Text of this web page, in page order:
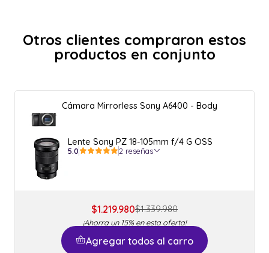
Otros clientes compraron estos
productos en conjunto
Cámara Mirrorless Sony A6400 - Body
Lente Sony PZ 18-105mm f/4 G OSS
5.0 2 reseñas
$1.219.980$1.339.980
¡Ahorra un 15% en esta oferta!
Agregar todos al carro